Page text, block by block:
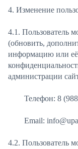
4. Изменение
4.1. Пользователь
(обновить,
информацию или её
администрации
Телефон: 8 (988)
Email:
4.2. Пользователь